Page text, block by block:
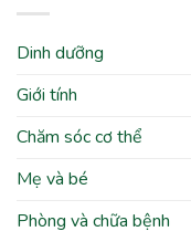
Dinh dưỡng
Giới tính
Chăm sóc cơ thể
Mẹ và bé
Phòng và chữa bệnh